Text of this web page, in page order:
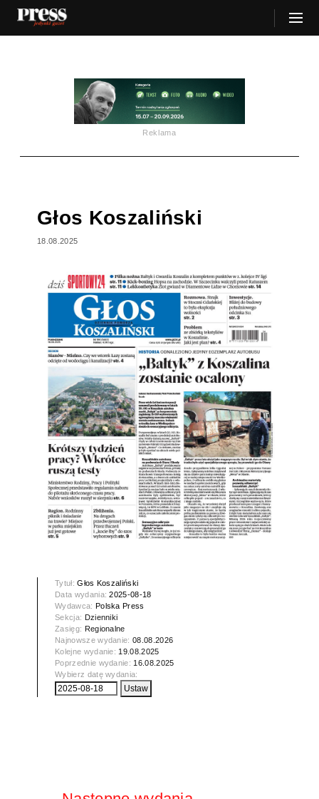
Reklama
Głos Koszaliński
18.08.2025
Tytuł:Głos Koszaliński
Data wydania:2025-08-18
Wydawca: Polska Press
Sekcja: Dzienniki
Zasięg: Regionalne
Najnowsze wydanie:08.08.2026
Kolejne wydanie: 19.08.2025
Poprzednie wydanie: 16.08.2025
Wybierz datę wydania: